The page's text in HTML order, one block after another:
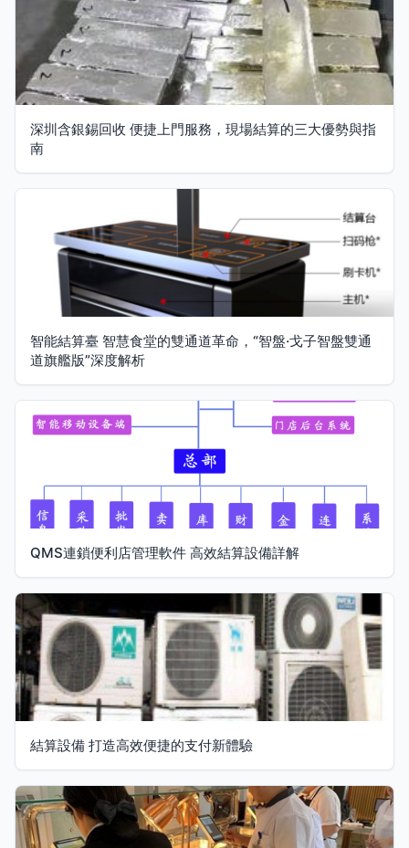
深圳含銀錫回收 便捷上門服務，現場結算的三大優勢與指
南
智能結算臺 智慧食堂的雙通道革命，“智盤·戈子智盤雙通
道旗艦版”深度解析
QMS連鎖便利店管理軟件 高效結算設備詳解
結算設備 打造高效便捷的支付新體驗